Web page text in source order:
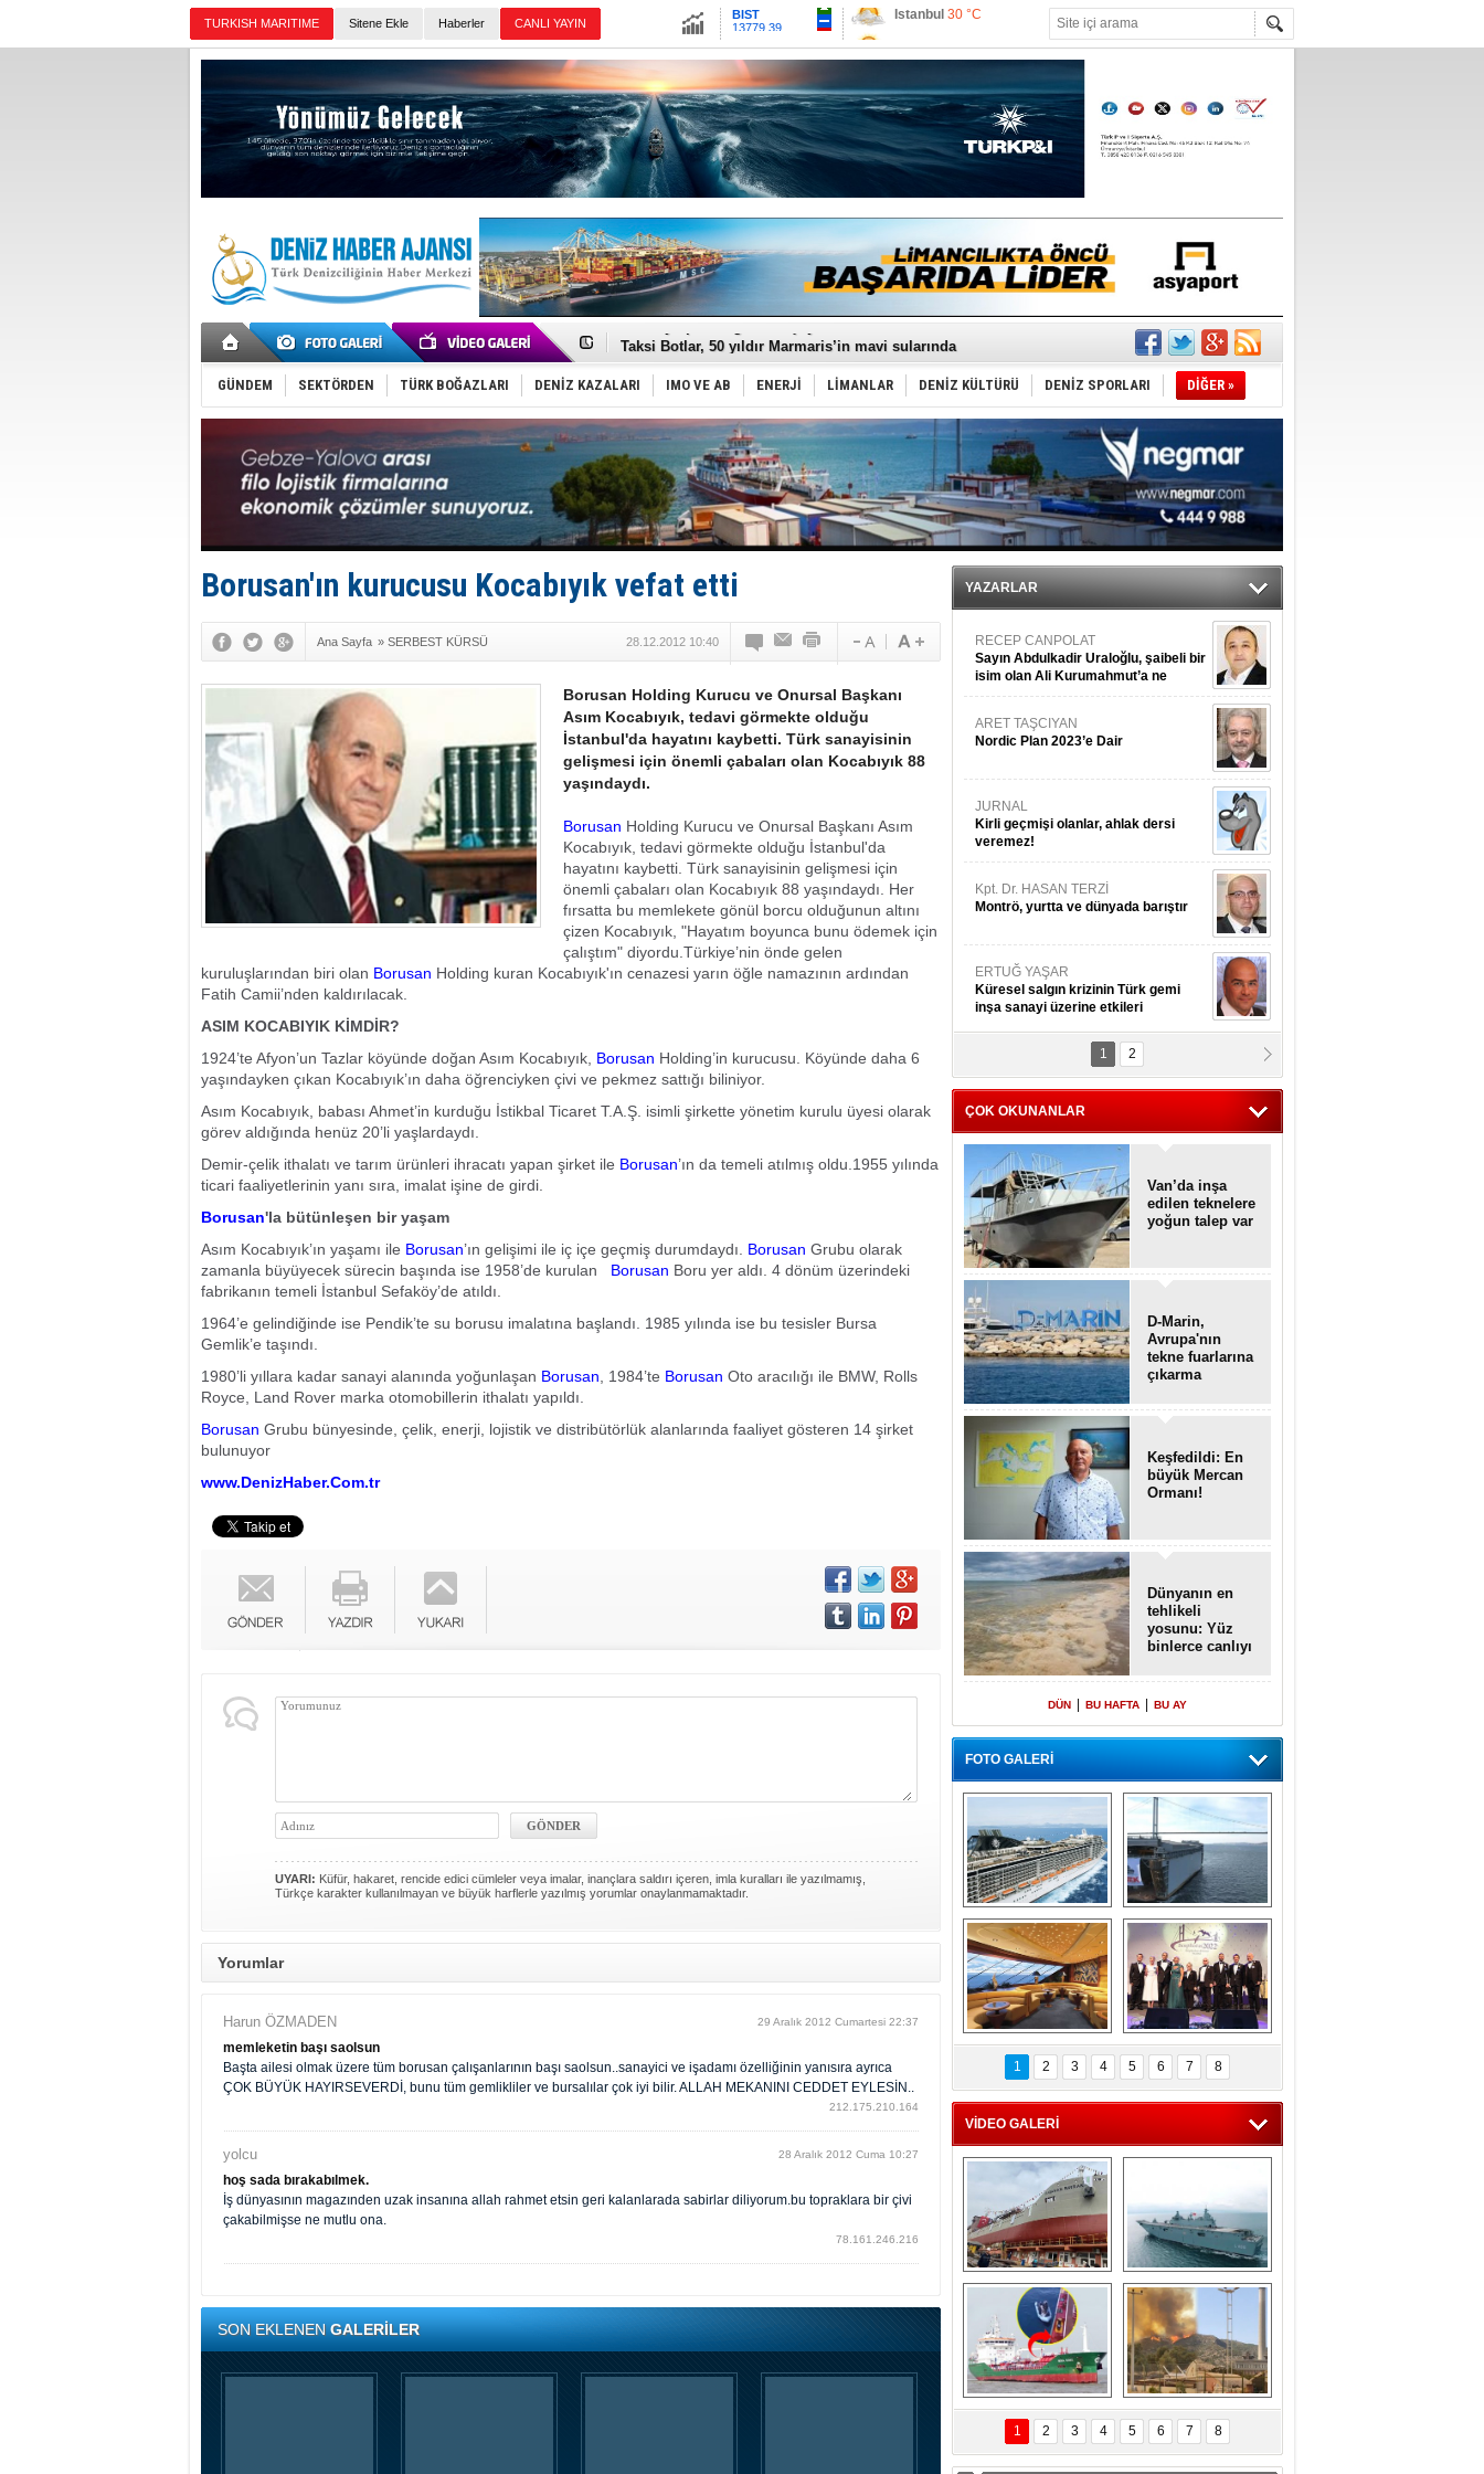
TURKISH MARITIME Sitene Ekle Haberler CANLI YAYIN
Altın6659.71
Euro55.1258
Ankara34 °C
Antalya32 °C
Muğla 36 °C
Çanakkale 35 °C
Denizcilik sektörü, Alsancak Limanı’ndan memnun
Taksi Botlar, 50 yıldır Marmaris’in mavi sularında
TÜRKLİM Başkanı Hamdi Erçelik’ten ‘Çözüm Anahtarı’
SOCAR da MSC Tiger’a katıldı!
Türkiye'nin ‘Denizcilik Gücü’!
Dünyanın en tehlikeli yosunu: Yüz binlerce canlıyı öldürmüş
Hürmüz’de bekleyen gemiler biyolojik bombaya dönüşüyor
Rusya'nın gizli filosu büyüyor!
Keşfedildi: En büyük Mercan Ormanı!
D-Marin, Avrupa'nın tekne fuarlarına çıkarma yapacak
Van’da inşa edilen teknelere yoğun talep var
ASEAN ilk P&I Sigorta Kulübünü kurmaya hazırlanıyor
İstanbul ve Çanakkale: 6 ayda 40.000 gemi
GÜNDEM SEKTÖRDEN TÜRK BOĞAZLARI DENİZ KAZALARI IMO VE AB ENERJİ LİMANLAR DENİZ KÜLTÜRÜ DENİZ SPORLARI DİĞER »
Borusan'ın kurucusu Kocabıyık vefat etti
Ana Sayfa » SERBEST KÜRSÜ 28.12.2012 10:40
Borusan Holding Kurucu ve Onursal Başkanı
Asım Kocabıyık, tedavi görmekte olduğu
İstanbul'da hayatını kaybetti. Türk sanayisinin
gelişmesi için önemli çabaları olan Kocabıyık 88
yaşındaydı.
Borusan Holding Kurucu ve Onursal Başkanı Asım
Kocabıyık, tedavi görmekte olduğu İstanbul'da
hayatını kaybetti. Türk sanayisinin gelişmesi için
önemli çabaları olan Kocabıyık 88 yaşındaydı. Her
fırsatta bu memlekete gönül borcu olduğunun altını
çizen Kocabıyık, "Hayatım boyunca bunu ödemek için
çalıştım" diyordu.Türkiye’nin önde gelen
kuruluşlarından biri olan Borusan Holding kuran Kocabıyık'ın cenazesi yarın öğle namazının ardından
Fatih Camii’nden kaldırılacak.
ASIM KOCABIYIK KİMDİR?
1924’te Afyon’un Tazlar köyünde doğan Asım Kocabıyık, Borusan Holding’in kurucusu. Köyünde daha 6
yaşındayken çıkan Kocabıyık’ın daha öğrenciyken çivi ve pekmez sattığı biliniyor.
Asım Kocabıyık, babası Ahmet’in kurduğu İstikbal Ticaret T.A.Ş. isimli şirkette yönetim kurulu üyesi olarak
görev aldığında henüz 20’li yaşlardaydı.
Demir-çelik ithalatı ve tarım ürünleri ihracatı yapan şirket ile Borusan’ın da temeli atılmış oldu. 1955 yılında
ticari faaliyetlerinin yanı sıra, imalat işine de girdi.
Borusan'la bütünleşen bir yaşam
Asım Kocabıyık’ın yaşamı ile Borusan’ın gelişimi ile iç içe geçmiş durumdaydı. Borusan Grubu olarak
zamanla büyüyecek sürecin başında ise 1958’de kurulan Borusan Boru yer aldı. 4 dönüm üzerindeki
fabrikanın temeli İstanbul Sefaköy’de atıldı.
1964’e gelindiğinde ise Pendik’te su borusu imalatına başlandı. 1985 yılında ise bu tesisler Bursa
Gemlik’e taşındı.
1980’li yıllara kadar sanayi alanında yoğunlaşan Borusan , 1984’te Borusan Oto aracılığı ile BMW, Rolls
Royce, Land Rover marka otomobillerin ithalatı yapıldı.
Borusan Grubu bünyesinde, çelik, enerji, lojistik ve distribütörlük alanlarında faaliyet gösteren 14 şirket
bulunuyor
www.DenizHaber.Com.tr
UYARI: Küfür, hakaret, rencide edici cümleler veya imalar, inançlara saldırı içeren, imla kuralları ile yazılmamış,
Türkçe karakter kullanılmayan ve büyük harflerle yazılmış yorumlar onaylanmamaktadır.
Yorumlar
Harun ÖZMADEN 29 Aralık 2012 Cumartesi 22:37
memleketin başı saolsun
Başta ailesi olmak üzere tüm borusan çalışanlarının başı saolsun..sanayici ve işadamı özelliğinin yanısıra ayrıca
ÇOK BÜYÜK HAYIRSEVERDİ, bunu tüm gemlikliler ve bursalılar çok iyi bilir. ALLAH MEKANINI CEDDET EYLESİN..
212.175.210.164
yolcu 28 Aralık 2012 Cuma 10:27
hoş sada bırakabılmek.
İş dünyasının magazınden uzak insanına allah rahmet etsin geri kalanlarada sabirlar diliyorum.bu topraklara bir çivi
çakabilmişse ne mutlu ona.
78.161.246.216
SON EKLENENGALERİLER
YAZARLAR
RECEP CANPOLAT
Sayın Abdulkadir Uraloğlu, şaibeli bir
isim olan Ali Kurumahmut’a ne
danışıyorsunuz?
ARET TAŞCIYAN
Nordic Plan 2023’e Dair
JURNAL
Kirli geçmişi olanlar, ahlak dersi
veremez!
Kpt. Dr. HASAN TERZİ
Montrö, yurtta ve dünyada barıştır
ERTUĞ YAŞAR
Küresel salgın krizinin Türk gemi
inşa sanayi üzerine etkileri
Kpt. MESUT AZMİ GÖKSOY
ithafen...
1 2
ÇOK OKUNANLAR
Van’da inşa
edilen teknelere
yoğun talep var
D-Marin,
Avrupa'nın
tekne fuarlarına
çıkarma
Keşfedildi: En
büyük Mercan
Ormanı!
Dünyanın en
tehlikeli
yosunu: Yüz
binlerce canlıyı
DÜN BU HAFTA BU AY
FOTO GALERİ
“Gemi içinde gemi”
konsepti ile MSC
Splendida
Dünyada tek!
Denizaltı yüzer
havuzu intikal
seyrine başladı
MSC'den 55 milyon
euroluk turizm geliri
müjdesi
5. Bosphorus Ship
Brokers Dinner,
İstanbul’da yapıldı
1 2 3 4 5 6 7 8
VİDEO GALERİ
Çeksan Tersanesi,
Başaran Bayrak
tankerini suya
indirdi
TCG Anadolu,
tersane teknik
seyrini tamamladı
Göçmenlerin
imdadına Türk
sahipli MINA DENIZ
yetişti
Milas’taki yangın
yeniden termik
santrallere doğru
ilerliyor
1 2 3 4 5 6 7 8